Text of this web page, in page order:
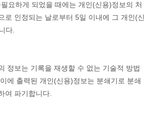
요하게 되었을 때에는 개인(신용)정보의 처
로 인정되는 날로부터 5일 이내에 그 개인(신
다.
정보는 기록을 재생할 수 없는 기술적 방법
에 출력된 개인(신용)정보는 분쇄기로 분쇄
여 파기합니다.